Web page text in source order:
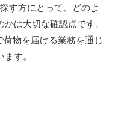
す方にとって、どのよ
は大切な確認点です。
物を届ける業務を通じ
す。